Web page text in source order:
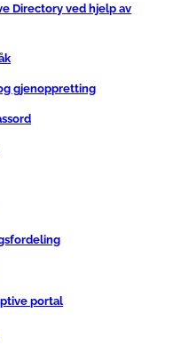
Directory ved hjelp av
gjenoppretting
portal